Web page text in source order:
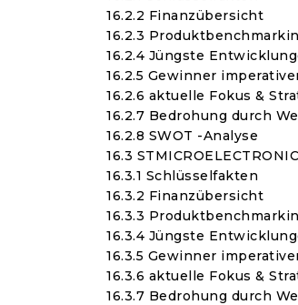
16.2.2 Finanzübersicht
16.2.3
16.2.4 Jüngste
16.2.5 Gewinner
16.2.6 aktuelle Fokus &
16.2.7 Bedrohung durch
16.2.8 SWOT -Analyse
16.3
16.3.1 Schlüsselfakten
16.3.2 Finanzübersicht
16.3.3
16.3.4 Jüngste
16.3.5 Gewinner
16.3.6 aktuelle Fokus &
16.3.7 Bedrohung durch